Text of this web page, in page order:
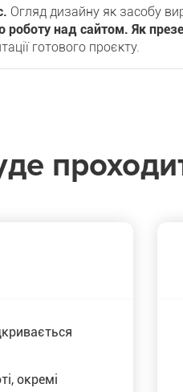
Огляд дизайну як засобу
роботу над сайтом. Як
готового проєкту.
окремі